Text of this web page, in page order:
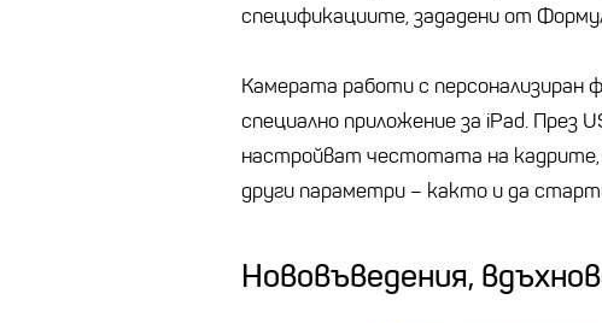
спецификациите, зададени от
Камерата работи с персонализиран
специално приложение за iPad. През
настройват честотата на кадрите,
други параметри – както и да
Нововъведения,